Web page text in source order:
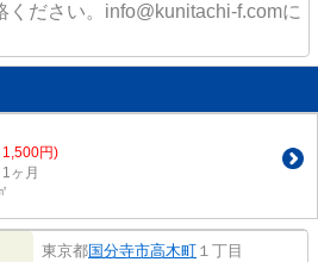
ください。info@kunitachi-f.comに
円)
ヶ月
東京都国分寺市高木町 １丁目